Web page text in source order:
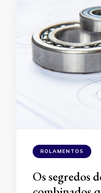
ROLAMENTOS
Os segredos